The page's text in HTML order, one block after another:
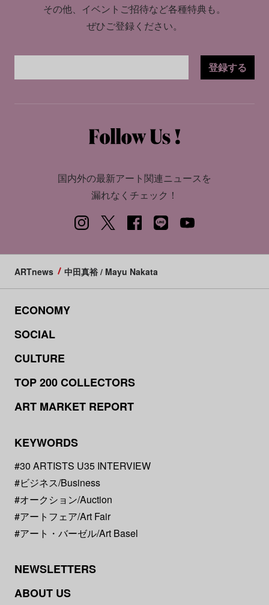
その他、イベントご招待など各種特典も。
ぜひご登録ください。
登録する
国内外の最新アート関連ニュースを
漏れなくチェック！
ARTnews 中田真裕 / Mayu Nakata
ECONOMY
SOCIAL
CULTURE
TOP 200 COLLECTORS
ART MARKET REPORT
KEYWORDS
#30 ARTISTS U35 INTERVIEW
#ビジネス/Business
#オークション/Auction
#アートフェア/Art Fair
#アート・バーゼル/Art Basel
NEWSLETTERS
ABOUT US